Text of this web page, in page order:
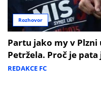
Rozhovor
Partu jako my v
Petržela. Proč je
REDAKCE FC